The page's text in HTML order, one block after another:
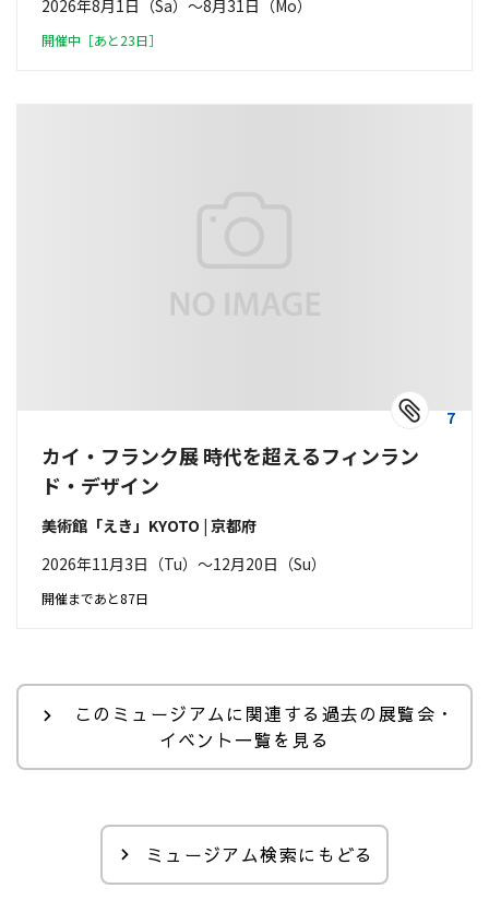
2026年8月1日（Sa）〜8月31日（Mo）
開催中［あと23日］
7
カイ・フランク展 時代を超えるフィンラン
ド・デザイン
美術館「えき」KYOTO | 京都府
2026年11月3日（Tu）〜12月20日（Su）
開催まであと87日
このミュージアムに関連する過去の展覧会・
イベント一覧を見る
ミュージアム検索にもどる